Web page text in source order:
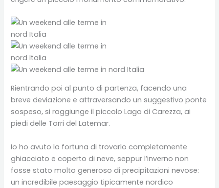
Rientrando poi al punto di partenza, facendo una
breve deviazione e attraversando un suggestivo ponte
sospeso, si raggiunge il piccolo Lago di Carezza, ai
piedi delle Torri del Latemar.
Io ho avuto la fortuna di trovarlo completamente
ghiacciato e coperto di neve, seppur l’inverno non
fosse stato molto generoso di precipitazioni nevose:
un incredibile paesaggio tipicamente nordico